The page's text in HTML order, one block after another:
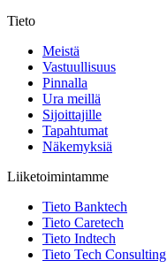
Tieto
Meistä
Vastuullisuus
Pinnalla
Ura meillä
Sijoittajille
Tapahtumat
Näkemyksiä
Liiketoimintamme
Tieto Banktech
Tieto Caretech
Tieto Indtech
Tieto Tech Consulting